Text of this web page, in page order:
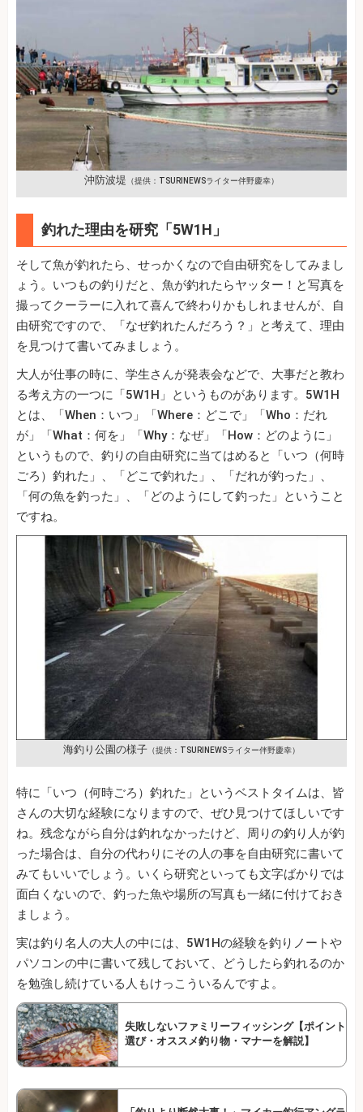
沖防波堤 （提供：TSURINEWSライター伴野慶幸）
釣れた理由を研究「5W1H」
そして魚が釣れたら、せっかくなので自由研究をしてみまし
ょう。いつもの釣りだと、魚が釣れたらヤッター！と写真を
撮ってクーラーに入れて喜んで終わりかもしれませんが、自
由研究ですので、「なぜ釣れたんだろう？」と考えて、理由
を見つけて書いてみましょう。
大人が仕事の時に、学生さんが発表会などで、大事だと教わ
る考え方の一つに「5W1H」というものがあります。5W1H
とは、「When：いつ」「Where：どこで」「Who：だれ
が」「What：何を」「Why：なぜ」「How：どのように」
というもので、釣りの自由研究に当てはめると「いつ（何時
ごろ）釣れた」、「どこで釣れた」、「だれが釣った」、
「何の魚を釣った」、「どのようにして釣った」ということ
ですね。
海釣り公園の様子 （提供：TSURINEWSライター伴野慶幸）
特に「いつ（何時ごろ）釣れた」というベストタイムは、皆
さんの大切な経験になりますので、ぜひ見つけてほしいです
ね。残念ながら自分は釣れなかったけど、周りの釣り人が釣
った場合は、自分の代わりにその人の事を自由研究に書いて
みてもいいでしょう。いくら研究といっても文字ばかりでは
面白くないので、釣った魚や場所の写真も一緒に付けておき
ましょう。
実は釣り名人の大人の中には、5W1Hの経験を釣りノートや
パソコンの中に書いて残しておいて、どうしたら釣れるのか
を勉強し続けている人もけっこういるんですよ。
失敗しないファミリーフィッシング【ポイント
選び・オススメ釣り物・マナーを解説】